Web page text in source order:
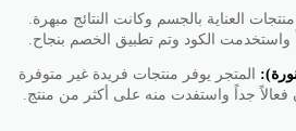
العناية بالجسم وكانت النتائج مبهرة.
واستخدمت الكود وتم تطبيق الخصم بنجاح.
المتجر يوفر منتجات فريدة غير متوفرة
جداً واستفدت منه على أكثر من منتج.